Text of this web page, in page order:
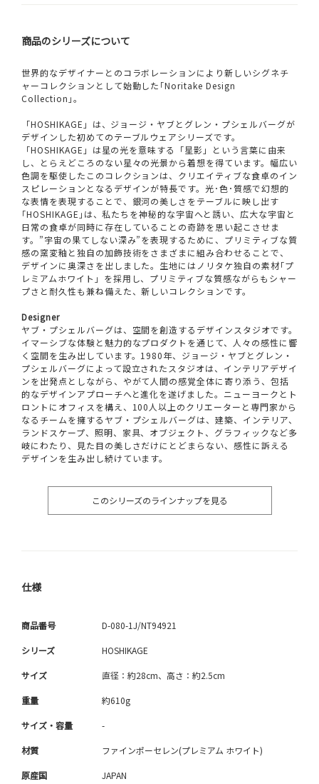
商品のシリーズについて
世界的なデザイナーとのコラボレーションにより新しいシグネチ
ャーコレクションとして始動した｢Noritake Design
Collection｣。
「HOSHIKAGE」は、ジョージ・ヤブとグレン・プシェルバーグが
デザインした初めてのテーブルウェアシリーズです。
「HOSHIKAGE」は星の光を意味する「星影」という言葉に由来
し、とらえどころのない星々の光景から着想を得ています。幅広い
色調を駆使したこのコレクションは、クリエイティブな食卓のイン
スピレーションとなるデザインが特長です。光･色･質感で幻想的
な表情を表現することで、銀河の美しさをテーブルに映し出す
｢HOSHIKAGE｣は、私たちを神秘的な宇宙へと誘い、広大な宇宙と
日常の食卓が同時に存在していることの奇跡を思い起こさせま
す。”宇宙の果てしない深み”を表現するために、プリミティブな質
感の窯変釉と独自の加飾技術をさまざまに組み合わせることで、
デザインに奥深さを出しました。生地にはノリタケ独自の素材｢プ
レミアムホワイト」を採用し、プリミティブな質感ながらもシャー
プさと耐久性も兼ね備えた、新しいコレクションです。
Designer
ヤブ・プシェルバーグは、空間を創造するデザインスタジオです。
イマーシブな体験と魅力的なプロダクトを通じて、人々の感性に響
く空間を生み出しています。1980年、ジョージ・ヤブとグレン・
プシェルバーグによって設立されたスタジオは、インテリアデザイ
ンを出発点としながら、やがて人間の感覚全体に寄り添う、包括
的なデザインアプローチへと進化を遂げました。ニューヨークとト
ロントにオフィスを構え、100人以上のクリエーターと専門家から
なるチームを擁するヤブ・プシェルバーグは、建築、インテリア、
ランドスケープ、照明、家具、オブジェクト、グラフィックなど多
岐にわたり、見た目の美しさだけにとどまらない、感性に訴える
デザインを生み出し続けています。
このシリーズのラインナップを見る
仕様
商品番号 D-080-1J/NT94921
シリーズ HOSHIKAGE
サイズ 直径：約28cm、高さ：約2.5cm
重量 約610g
サイズ・容量 -
材質 ファインポーセレン(プレミアム ホワイト)
原産国 JAPAN